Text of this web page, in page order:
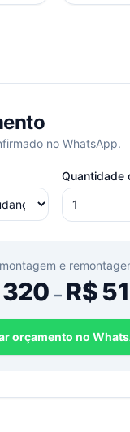
no WhatsApp.
Quantidade
e
320 –R$
orçamento no